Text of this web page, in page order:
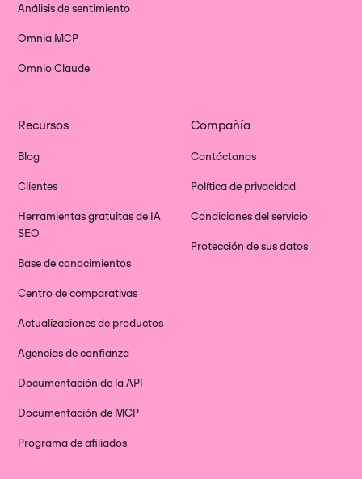
Análisis de sentimiento
Omnia MCP
Omnio Claude
Recursos
Blog
Clientes
Herramientas gratuitas de IA
SEO
Base de conocimientos
Centro de comparativas
Actualizaciones de productos
Agencias de confianza
Documentación de la API
Documentación de MCP
Programa de afiliados
Compañía
Contáctanos
Política de privacidad
Condiciones del servicio
Protección de sus datos